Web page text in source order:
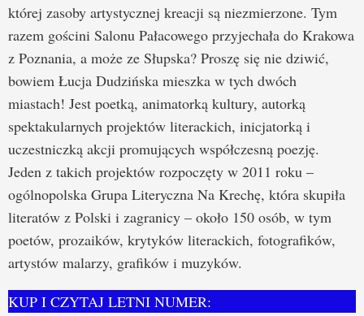
której zasoby artystycznej kreacji są niezmierzone. Tym
razem gościni Salonu Pałacowego przyjechała do Krakowa
z Poznania, a może ze Słupska? Proszę się nie dziwić,
bowiem Łucja Dudzińska mieszka w tych dwóch
miastach! Jest poetką, animatorką kultury, autorką
spektakularnych projektów literackich, inicjatorką i
uczestniczką akcji promujących współczesną poezję.
Jeden z takich projektów rozpoczęty w 2011 roku –
ogólnopolska Grupa Literyczna Na Krechę, która skupiła
literatów z Polski i zagranicy – około 150 osób, w tym
poetów, prozaików, krytyków literackich, fotografików,
artystów malarzy, grafików i muzyków.
KUP I CZYTAJ LETNI NUMER: